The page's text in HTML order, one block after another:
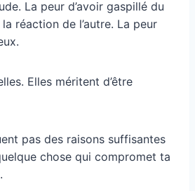
La peur d’avoir gaspillé du
réaction de l’autre. La peur
Elles méritent d’être
pas des raisons suffisantes
chose qui compromet ta